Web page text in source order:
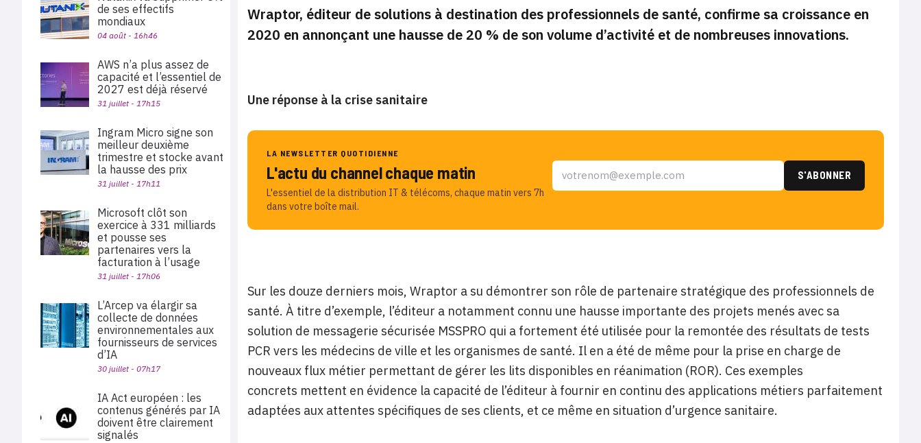
Wraptor, éditeur de solutions à destination des professionnels de santé, confirme sa croissance en
2020 en annonçant une hausse de 20 % de son volume d’activité et de nombreuses innovations.
Une réponse à la crise sanitaire
LA NEWSLETTER QUOTIDIENNE
L'actu du channel chaque matin
L'essentiel de la distribution IT & télécoms, chaque matin vers 7h
dans votre boîte mail.
Sur les douze derniers mois, Wraptor a su démontrer son rôle de partenaire stratégique des professionnels de
santé. À titre d’exemple, l’éditeur a notamment connu une hausse importante des projets menés avec sa
solution de messagerie sécurisée MSSPRO qui a fortement été utilisée pour la remontée des résultats de tests
PCR vers les médecins de ville et les organismes de santé. Il en a été de même pour la prise en charge de
nouveaux flux métier permettant de gérer les lits disponibles en réanimation (ROR). Ces exemples
concrets mettent en évidence la capacité de l’éditeur à fournir en continu des applications métiers parfaitement
adaptées aux attentes spécifiques de ses clients, et ce même en situation d’urgence sanitaire.
de ses effectifs
mondiaux
04 août - 16h46
AWS n’a plus assez de
capacité et l’essentiel de
2027 est déjà réservé
31 juillet - 17h15
Ingram Micro signe son
meilleur deuxième
trimestre et stocke avant
la hausse des prix
31 juillet - 17h11
Microsoft clôt son
exercice à 331 milliards
et pousse ses
partenaires vers la
facturation à l’usage
31 juillet - 17h06
L’Arcep va élargir sa
collecte de données
environnementales aux
fournisseurs de services
d’IA
30 juillet - 07h17
IA Act européen : les
contenus générés par IA
doivent être clairement
signalés